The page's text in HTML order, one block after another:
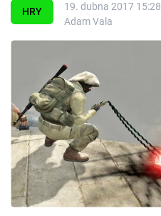
Témata
Seriály
Hry
Cool Esport
Pořady
HRY
19. dubna 2017 15:28
Adam Vala